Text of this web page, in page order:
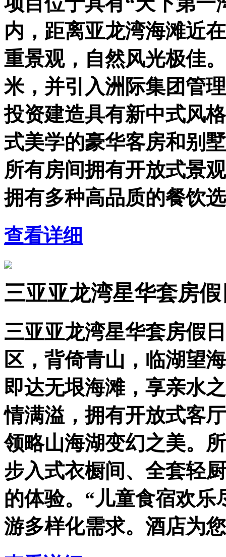
内，距离亚龙湾海滩近
重景观，自然风光极佳
米，并引入洲际集团管
投资建造具有新中式风
式美学的豪华客房和别
所有房间拥有开放式景
拥有多种高品质的餐饮
查看详细
三亚亚龙湾星华套房
三亚亚龙湾星华套房假
区，背倚青山，临湖望
即达无垠海滩，享亲水
情满溢，拥有开放式客
领略山海湖变幻之美。
步入式衣橱间、全套轻
的体验。“儿童食宿欢乐
游多样化需求。酒店为